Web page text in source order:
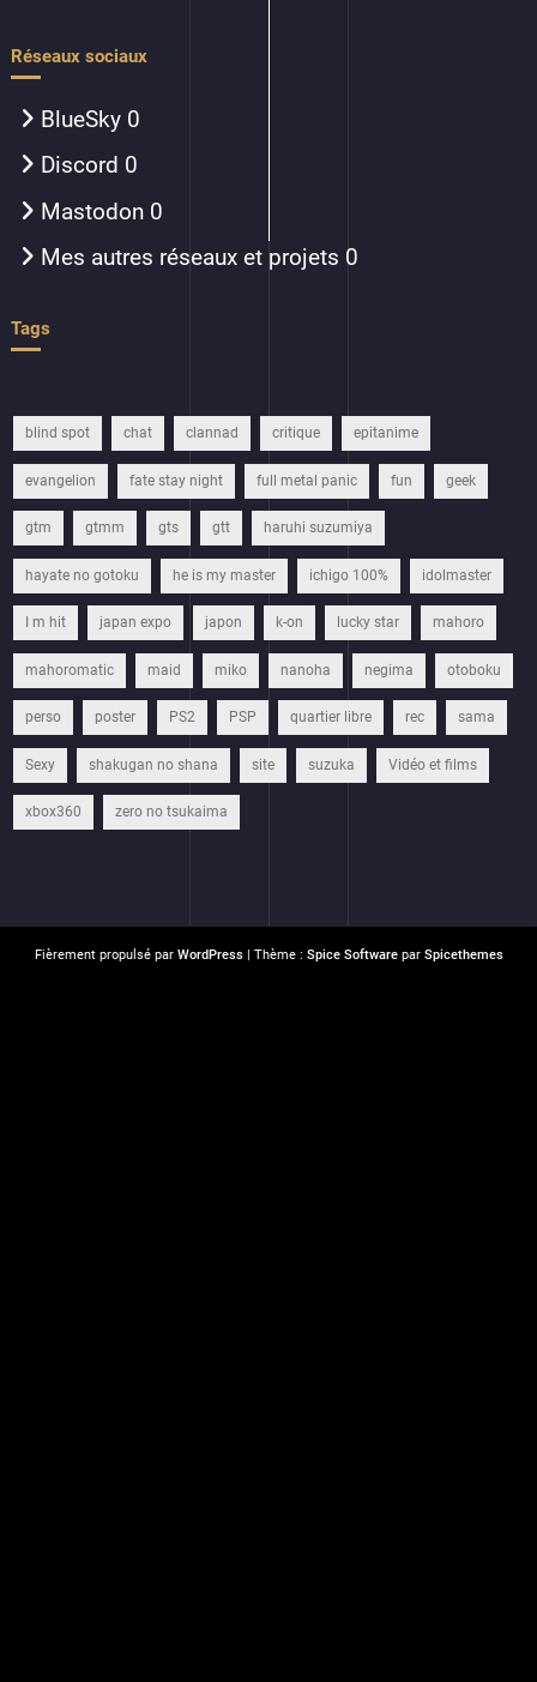
Réseaux sociaux
BlueSky 0
Discord 0
Mastodon 0
Mes autres réseaux et projets 0
Tags
blind spot chat clannad critique epitanime
evangelion fate stay night full metal panic fun geek
gtm gtmm gts gtt haruhi suzumiya
hayate no gotoku he is my master ichigo 100% idolmaster
I m hit japan expo japon k-on lucky star mahoro
mahoromatic maid miko nanoha negima otoboku
perso poster PS2 PSP quartier libre rec sama
Sexy shakugan no shana site suzuka Vidéo et films
xbox360 zero no tsukaima
Fièrement propulsé par WordPress| Thème : Spice Softwarepar Spicethemes